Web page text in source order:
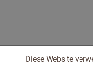
Diese Website